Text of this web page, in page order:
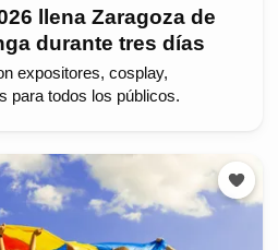
llena Zaragoza de
durante tres días
expositores, cosplay,
para todos los públicos.